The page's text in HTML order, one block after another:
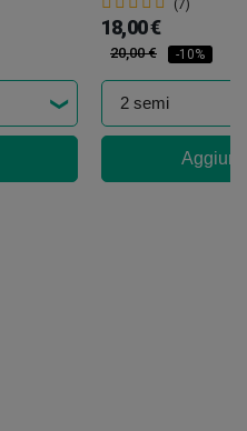
(7)
18,00 €
20,00 € -10%